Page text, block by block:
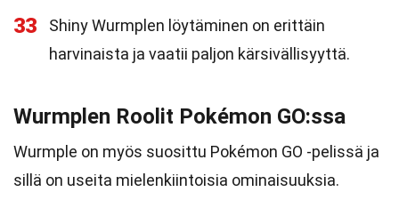
33
Shiny Wurmplen löytäminen on erittäin
harvinaista ja vaatii paljon kärsivällisyyttä.
Wurmplen Roolit Pokémon GO:ssa
Wurmple on myös suosittu Pokémon GO -pelissä ja
sillä on useita mielenkiintoisia ominaisuuksia.